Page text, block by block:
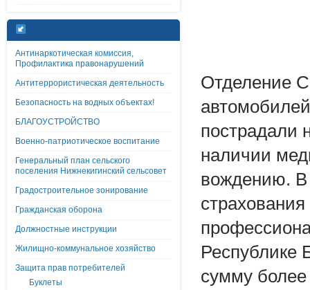
Антинаркотическая комиссия,
Профилактика правонарушений
Антитеррористическая деятельность
Безопасность на водных объектах!
БЛАГОУСТРОЙСТВО
Военно-патриотическое воспитание
Генеральный план сельского
поселения Нижнекигинский сельсовет
Градостроительное зонирование
Гражданская оборона
Должностные инструкции
Жилищно-коммунальное хозяйство
Защита прав потребителей
Буклеты
Отделение
пострадали
наличии
вождению. В
Республике
сумму